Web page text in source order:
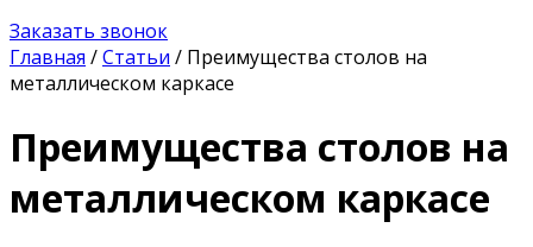
Заказать звонок
Главная /Статьи / Преимущества столов на
металлическом каркасе
Преимущества столов на
металлическом каркасе